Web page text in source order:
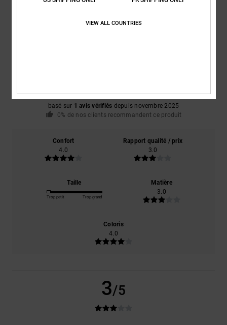
basé sur 1 avis vérifiés depuis novembre 2025
0% de nos clients recommandent ce produit
Confort
4.0
Rapport qualité / prix
3.0
Taille
Trop petit Trop grand
Matière
3.0
Coloris
4.0
3/5
VIEW ALL COUNTRIES